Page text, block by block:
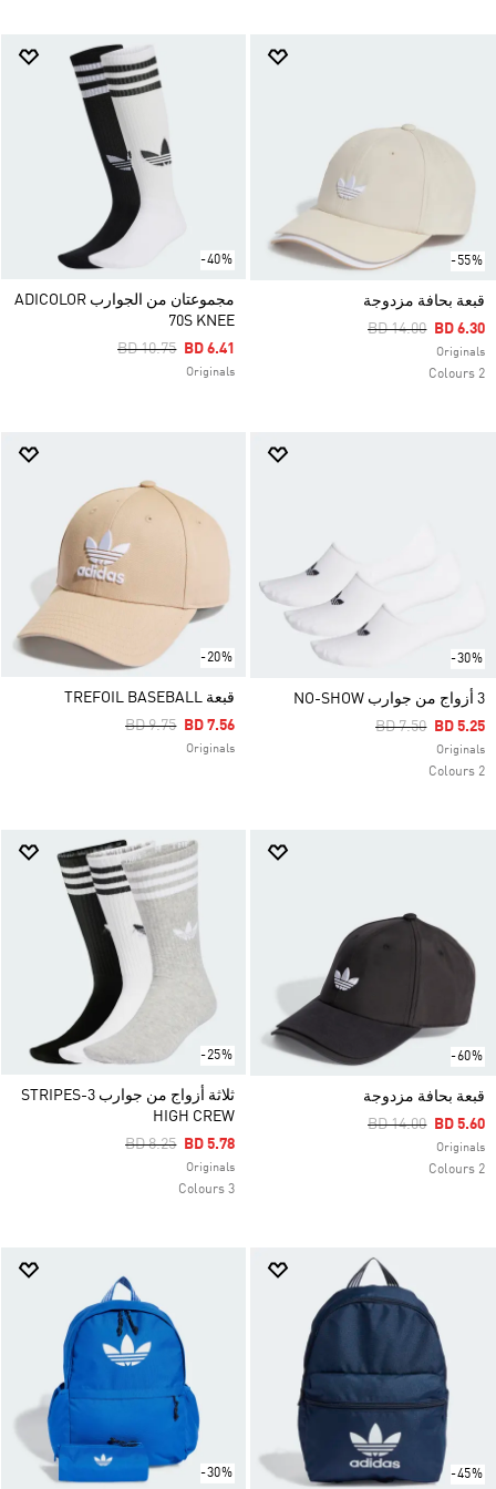
-55%
قبعة بحافة مزدوجة
Price Reduced
BD 14.00ToBD 6.30
Originals
2 Colours
-40%
مجموعتان من الجوارب ADICOLOR
70S KNEE
Price Reduced From
BD 10.75ToBD 6.41
Originals
-30%
3 أزواج من جوارب NO-SHOW
Price Reduced
BD 7.50ToBD 5.25
Originals
2 Colours
-20%
قبعة TREFOIL BASEBALL
Price Reduced From
BD 9.75ToBD 7.56
Originals
-60%
قبعة بحافة مزدوجة
Price Reduced
BD 14.00ToBD 5.60
Originals
2 Colours
-25%
ثلاثة أزواج من جوارب 3-STRIPES
HIGH CREW
Price Reduced From
BD 8.25ToBD 5.78
Originals
3 Colours
-45%
-30%